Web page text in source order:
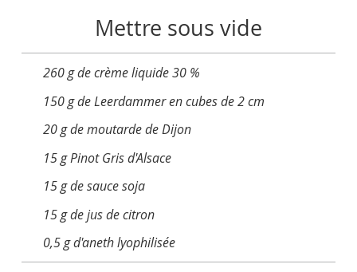
Mettre sous vide
260 g de crème liquide 30 %
150 g de Leerdammer en cubes de 2 cm
20 g de moutarde de Dijon
15 g Pinot Gris d'Alsace
15 g de sauce soja
15 g de jus de citron
0,5 g d'aneth lyophilisée